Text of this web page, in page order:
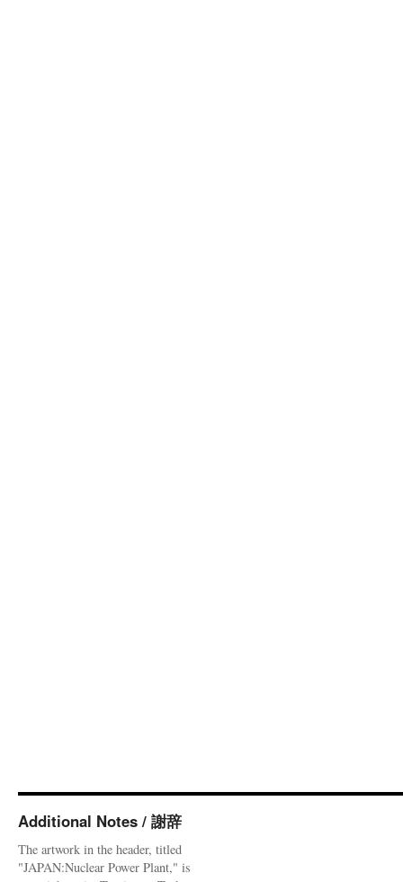
Additional Notes / 謝辞
The artwork in the header, titled
"JAPAN:Nuclear Power Plant," is